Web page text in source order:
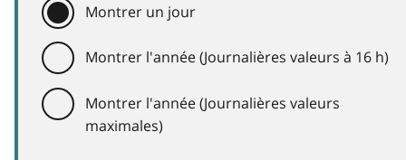
Montrer un jour
Montrer l'année (Journalières valeurs à 16 h)
Montrer l'année (Journalières valeurs
maximales)